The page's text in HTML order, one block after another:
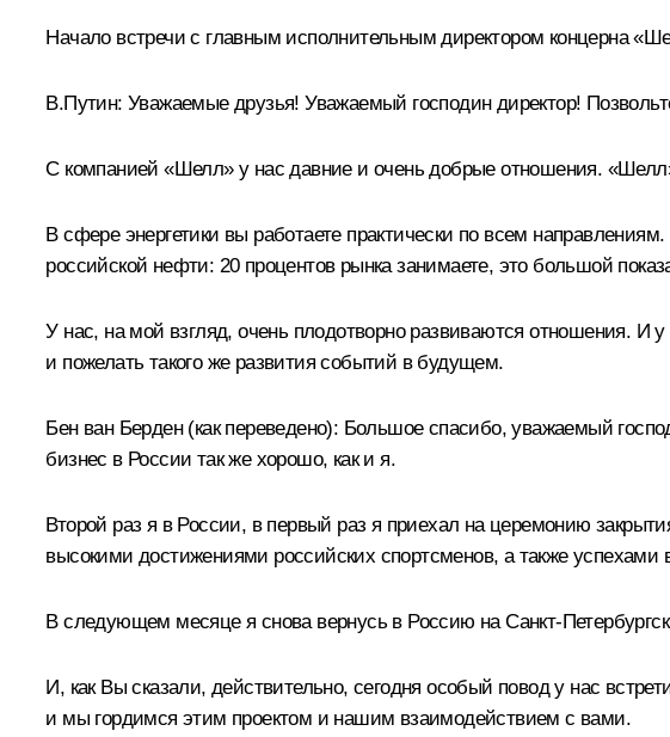
Начало встречи с главным исполнительным директором концерна
В.Путин: Уважаемые друзья! Уважаемый господин директор!
С компанией «Шелл» у нас давние и очень добрые отношения.
В сфере энергетики вы работаете практически по всем
российской нефти: 20 процентов рынка занимаете, это большой
У нас, на мой взгляд, очень плодотворно развиваются отношения. И
и пожелать такого же развития событий в будущем.
Бен ван Берден (как переведено): Большое спасибо, уважаемый
бизнес в России так же хорошо, как и я.
Второй раз я в России, в первый раз я приехал на церемонию
высокими достижениями российских спортсменов, а также
В следующем месяце я снова вернусь в Россию на Санкт-
И, как Вы сказали, действительно, сегодня особый повод у нас
и мы гордимся этим проектом и нашим взаимодействием с вами.